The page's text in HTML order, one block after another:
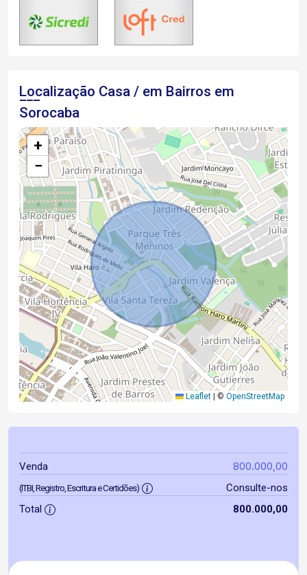
Localização Casa / em Bairros em
Sorocaba
+
−
Leaflet © OpenStreetMap
Venda 800.000,00
(ITBI, Registro, Escritura e Certidões)
Consulte-nos
Total
800.000,00